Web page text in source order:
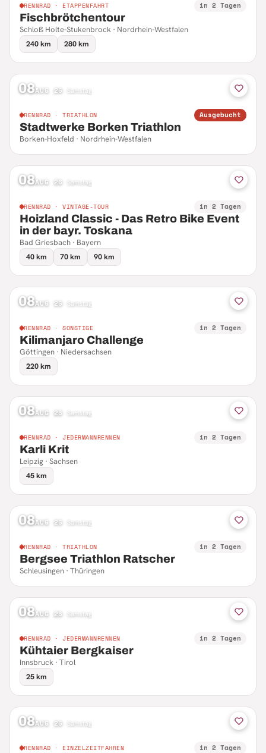
RENNRAD · ETAPPENFAHRT in 2 Tagen
Fischbrötchentour
Schloß Holte-Stukenbrock · Nordrhein-Westfalen
240 km
280 km
08AUG 26 Samstag
RENNRAD · TRIATHLON Ausgebucht
Stadtwerke Borken Triathlon
Borken-Hoxfeld · Nordrhein-Westfalen
08AUG 26 Samstag
RENNRAD · VINTAGE-TOUR in 2 Tagen
Hoizland Classic - Das Retro Bike Event
in der bayr. Toskana
Bad Griesbach · Bayern
40 km
70 km 90 km
08AUG 26 Samstag
RENNRAD · SONSTIGE in 2 Tagen
Kilimanjaro Challenge
Göttingen · Niedersachsen
220 km
08AUG 26 Samstag
RENNRAD · JEDERMANNRENNEN in 2 Tagen
Karli Krit
Leipzig · Sachsen
45 km
08AUG 26 Samstag
RENNRAD · TRIATHLON in 2 Tagen
Bergsee Triathlon Ratscher
Schleusingen · Thüringen
08AUG 26 Samstag
RENNRAD · JEDERMANNRENNEN in 2 Tagen
Kühtaier Bergkaiser
Innsbruck · Tirol
25 km
08AUG 26 Samstag
RENNRAD · EINZELZEITFAHREN in 2 Tagen